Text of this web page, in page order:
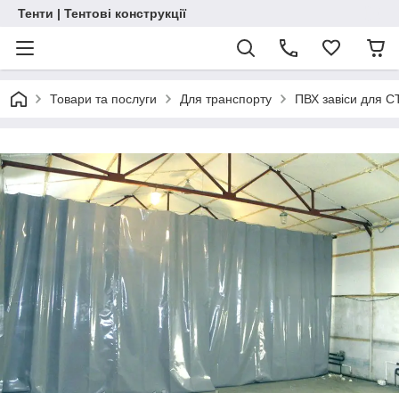
Тенти | Тентові конструкції
Товари та послуги Для транспорту ПВХ завіси для